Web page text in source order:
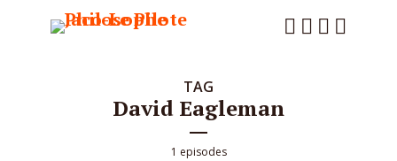
TAG
David Eagleman
1 episodes